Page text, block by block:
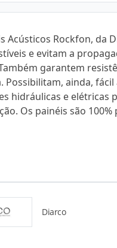
Acústicos Rockfon, da
e evitam a
garantem
Possibilitam, ainda, fácil
hidráulicas e elétricas
Os painéis são
Diarco
Catálogos para